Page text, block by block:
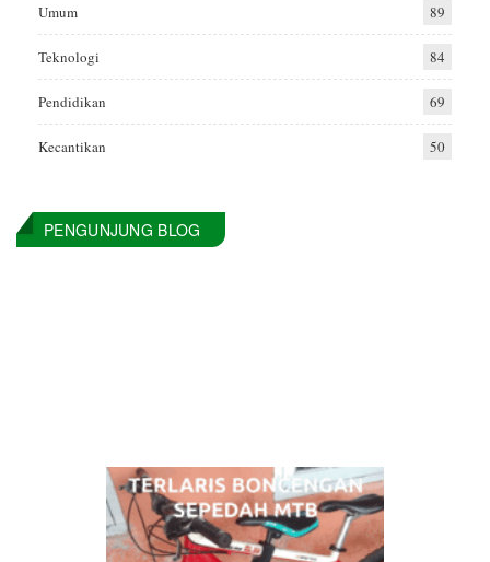
Umum 89
Teknologi 84
Pendidikan 69
Kecantikan 50
PENGUNJUNG BLOG